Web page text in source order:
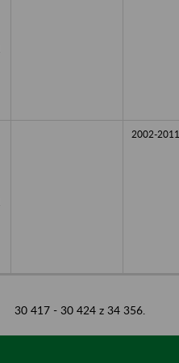
2002-2011
30 417 - 30 424 z 34 356.